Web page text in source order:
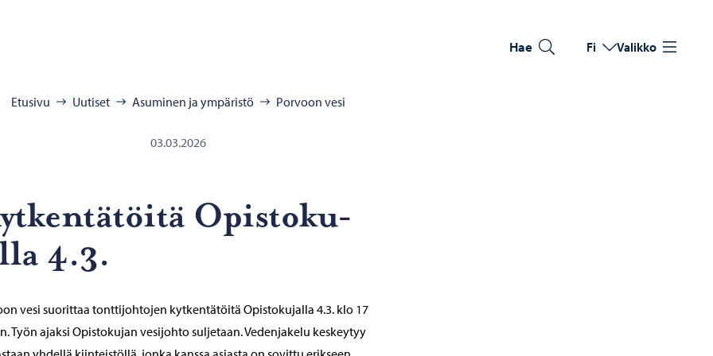
Hae Vaihda kieltä
Nykyinen kieli: Suomi
Fi Valikko
Etusivu Uutiset Asuminen ja ympäristö Porvoon vesi
03.03.2026
Opis­to­ku­
4.3.
vesi suorittaa tonttijohtojen kytkentätöitä Opistokujalla 4.3. klo 17
Työn ajaksi Opistokujan vesijohto suljetaan. Vedenjakelu keskeytyy